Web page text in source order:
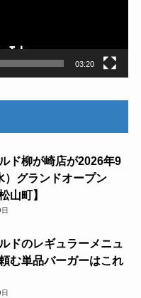
03:20
ド柳が崎店が2026年9
）グランドオープン
山町】
ドのレギュラーメニュ
む単品バーガーはこれ